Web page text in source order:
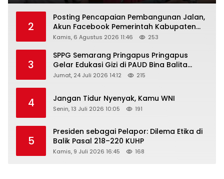
2
Posting Pencapaian Pembangunan Jalan,
Akun Facebook Pemerintah Kabupaten
Rembang “Dirujak” Warganet
Kamis, 6 Agustus 2026 11:46 253
3
SPPG Semarang Pringapus Pringapus
Gelar Edukasi Gizi di PAUD Bina Balita
Peringati Hari Anak Nasional 2026
Jumat, 24 Juli 2026 14:12 215
4 Jangan Tidur Nyenyak, Kamu WNI
Senin, 13 Juli 2026 10:05 191
5
Presiden sebagai Pelapor: Dilema Etika di
Balik Pasal 218–220 KUHP
Kamis, 9 Juli 2026 16:45 168